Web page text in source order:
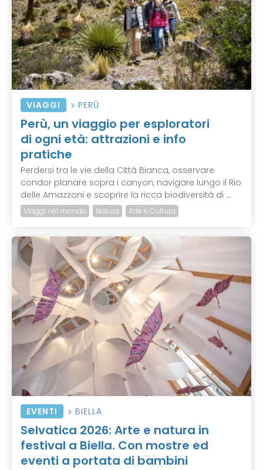
VIAGGI PERÙ
Perù, un viaggio per esploratori
di ogni età: attrazioni e info
pratiche
Perdersi tra le vie della Città Bianca, osservare
condor planare sopra i canyon, navigare lungo il Rio
delle Amazzoni e scoprire la ricca biodiversità di ...
Viaggi nel mondo Natura Arte e Cultura
EVENTI BIELLA
Selvatica 2026: Arte e natura in
festival a Biella. Con mostre ed
eventi a portata di bambini